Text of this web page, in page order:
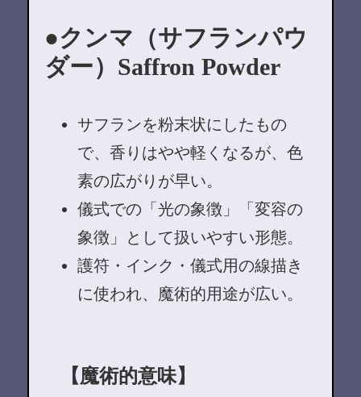
クンマ（サフランパウ
ダー）Saffron Powder
サフランを粉末状にしたもの
で、香りはやや軽くなるが、色
素の広がりが早い。
儀式での「光の象徴」「変容の
象徴」として扱いやすい形態。
護符・インク・儀式用の線描き
に使われ、魔術的用途が広い。
【魔術的意味】